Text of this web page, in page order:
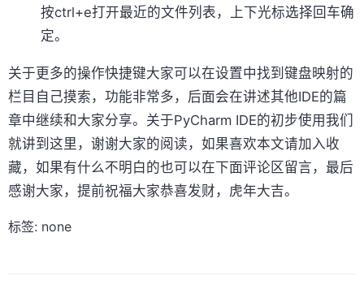
按ctrl+e打开最近的文件列表，上下光标选择回车确
定。
关于更多的操作快捷键大家可以在设置中找到键盘映射的
栏目自己摸索，功能非常多，后面会在讲述其他IDE的篇
章中继续和大家分享。关于PyCharm IDE的初步使用我们
就讲到这里，谢谢大家的阅读，如果喜欢本文请加入收
藏，如果有什么不明白的也可以在下面评论区留言，最后
感谢大家，提前祝福大家恭喜发财，虎年大吉。
标签: none